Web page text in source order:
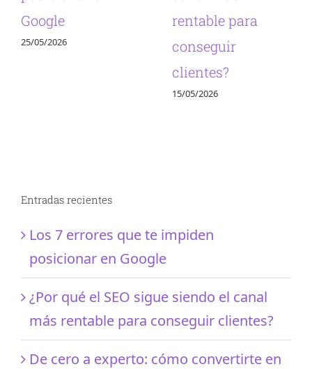
Google
25/05/2026
rentable para
conseguir
clientes?
15/05/2026
Entradas recientes
Los 7 errores que te impiden
posicionar en Google
¿Por qué el SEO sigue siendo el canal
más rentable para conseguir clientes?
De cero a experto: cómo convertirte en